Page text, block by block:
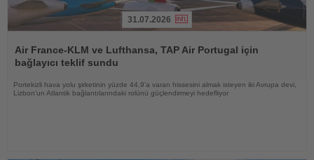
Oku
31.07.2026
Air France-KLM ve Lufthansa, TAP Air Portugal için
bağlayıcı teklif sundu
Portekizli hava yolu şirketinin yüzde 44,9’a varan hissesini almak isteyen iki Avrupa devi,
Lizbon’un Atlantik bağlantılarındaki rolünü güçlendirmeyi hedefliyor